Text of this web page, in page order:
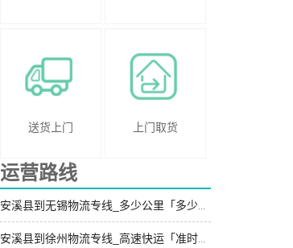
送货上门 上门取货
运营路线
安溪县到无锡物流专线_多少公里「多少一吨」
安溪县到徐州物流专线_高速快运「准时准点」